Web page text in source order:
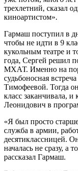
трехлетний, сказал
киноартистом».
Гармаш поступил в
чтобы не идти в 9
кукольным театре и
года, Сергей решил
МХАТ. Именно на
судьбоносная
Тимофеевой. Тогда
класс заканчивала, и
Леонидович в
«Я был просто
служба в армии,
десятиклассницей.
началась не сразу, а
рассказал Гармаш.